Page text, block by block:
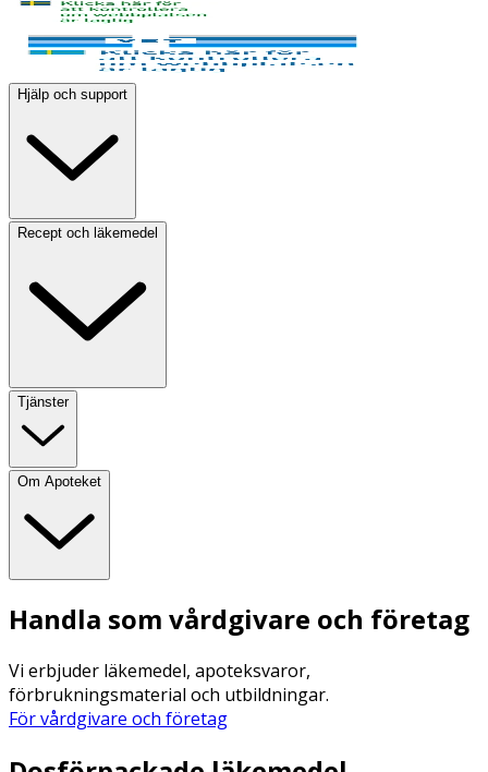
Hjälp och support
Recept och läkemedel
Tjänster
Om Apoteket
Handla som vårdgivare och företag
Vi erbjuder läkemedel, apoteksvaror,
förbrukningsmaterial och utbildningar.
För vårdgivare och företag